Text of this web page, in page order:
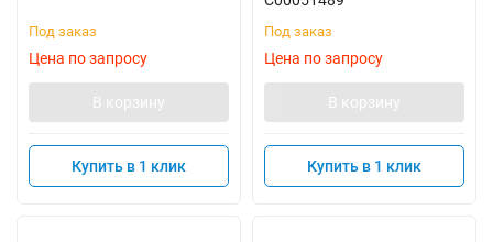
Под заказ
Цена по запросу
В корзину
Купить в 1 клик
Под заказ
Цена по запросу
В корзину
Купить в 1 клик